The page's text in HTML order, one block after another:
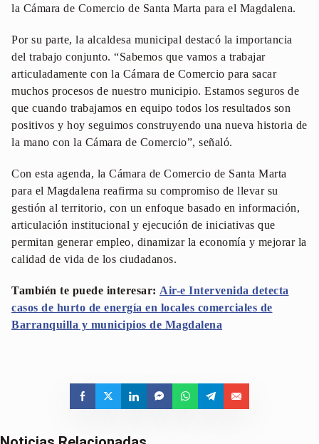
la Cámara de Comercio de Santa Marta para el Magdalena.
Por su parte, la alcaldesa municipal destacó la importancia
del trabajo conjunto. “Sabemos que vamos a trabajar
articuladamente con la Cámara de Comercio para sacar
muchos procesos de nuestro municipio. Estamos seguros de
que cuando trabajamos en equipo todos los resultados son
positivos y hoy seguimos construyendo una nueva historia de
la mano con la Cámara de Comercio”, señaló.
Con esta agenda, la Cámara de Comercio de Santa Marta
para el Magdalena reafirma su compromiso de llevar su
gestión al territorio, con un enfoque basado en información,
articulación institucional y ejecución de iniciativas que
permitan generar empleo, dinamizar la economía y mejorar la
calidad de vida de los ciudadanos.
También te puede interesar: Air-e Intervenida detecta
casos de hurto de energía en locales comerciales de
Barranquilla y municipios de Magdalena